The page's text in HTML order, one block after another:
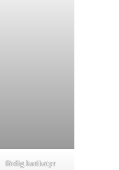
färdig karikatyr